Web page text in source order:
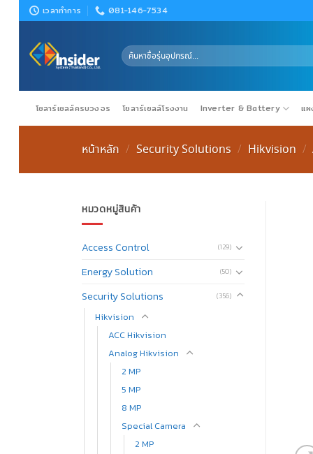
Skip
to
เวลาทำการ 081-146-7534
ค้นหา:
โซลาร์เซลล์ครบวงจร โซลาร์เซลล์โรงงาน Inverter & Battery แผ
หน้าหลัก / Security Solutions / Hikvision /
หมวดหมู่สินค้า
Access Control (129)
Energy Solution (50)
Security Solutions (356)
Hikvision
ACC Hikvision
Analog Hikvision
2 MP
5 MP
8 MP
Special Camera
2 MP